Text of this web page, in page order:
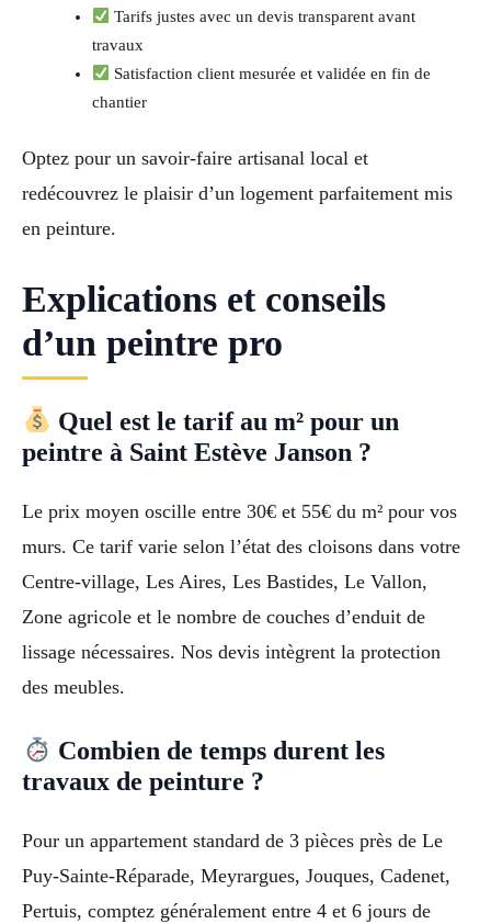
Tarifs justes avec un devis transparent avant
travaux
Satisfaction client mesurée et validée en fin de
chantier
Optez pour un savoir-faire artisanal local et
redécouvrez le plaisir d’un logement parfaitement mis
en peinture.
Explications et conseils
d’un peintre pro
Quel est le tarif au m² pour un
peintre à Saint Estève Janson ?
Le prix moyen oscille entre 30€ et 55€ du m² pour vos
murs. Ce tarif varie selon l’état des cloisons dans votre
Centre-village, Les Aires, Les Bastides, Le Vallon,
Zone agricole et le nombre de couches d’enduit de
lissage nécessaires. Nos devis intègrent la protection
des meubles.
Combien de temps durent les
travaux de peinture ?
Pour un appartement standard de 3 pièces près de Le
Puy-Sainte-Réparade, Meyrargues, Jouques, Cadenet,
Pertuis, comptez généralement entre 4 et 6 jours de